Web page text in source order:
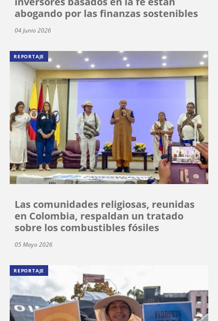
abogando por las finanzas sostenibles
04 Junio 2026
REPORTAJE
Las comunidades religiosas, reunidas
en Colombia, respaldan un tratado
sobre los combustibles fósiles
05 Mayo 2026
REPORTAJE